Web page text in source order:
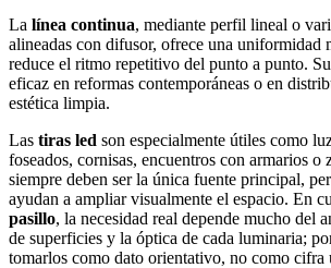
La línea continua, mediante perfil lineal o
alineadas con difusor, ofrece una uniformidad
reduce el ritmo repetitivo del punto a punto.
eficaz en reformas contemporáneas o en
estética limpia.
Las tiras led son especialmente útiles como
foseados, cornisas, encuentros con armarios o
siempre deben ser la única fuente principal,
ayudan a ampliar visualmente el espacio. En
pasillo, la necesidad real depende mucho del
de superficies y la óptica de cada luminaria;
tomarlos como dato orientativo, no como cifra